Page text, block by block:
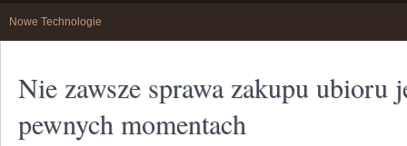
Nowe Technologie
Nie zawsze sprawa zakupu ubioru
pewnych momentach